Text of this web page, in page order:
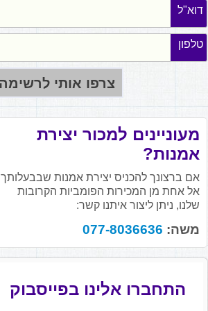
דוא"ל
טלפון
מעוניינים למכור יצירת
אמנות?
אם ברצונך להכניס יצירת אמנות שבבעלותך
אל אחת מן המכירות הפומביות הקרובות
שלנו, ניתן ליצור איתנו קשר:
משה: 077-8036636
התחברו אלינו בפייסבוק